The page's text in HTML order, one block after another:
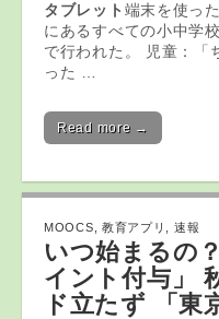
タブレット 端末を使っ
にあるすべての小中学
で行われた。 児童：「
った …
Read more →
MOOCS 教育アプリ 速報
いつ始まるの
イント付与」
ド立たず 「東